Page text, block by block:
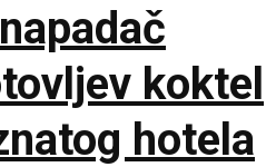
koktel
hotela